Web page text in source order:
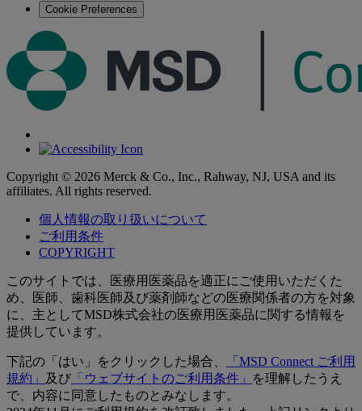
Cookie Preferences
Copyright © 2026 Merck & Co., Inc., Rahway, NJ, USA and its
affiliates. All rights reserved.
個人情報の取り扱いについて
ご利用条件
COPYRIGHT
このサイトでは、医療用医薬品を適正にご使用いただくた
め、医師、歯科医師及び薬剤師などの医療関係者の方を対象
に、主としてMSD株式会社の医療用医薬品に関する情報を
提供しています。
下記の「はい」をクリックした場合、
「MSD Connect ご利用
規約」
及び 「ウェブサイトのご利用条件」
を理解したうえ
で、内容に同意したものとみなします。